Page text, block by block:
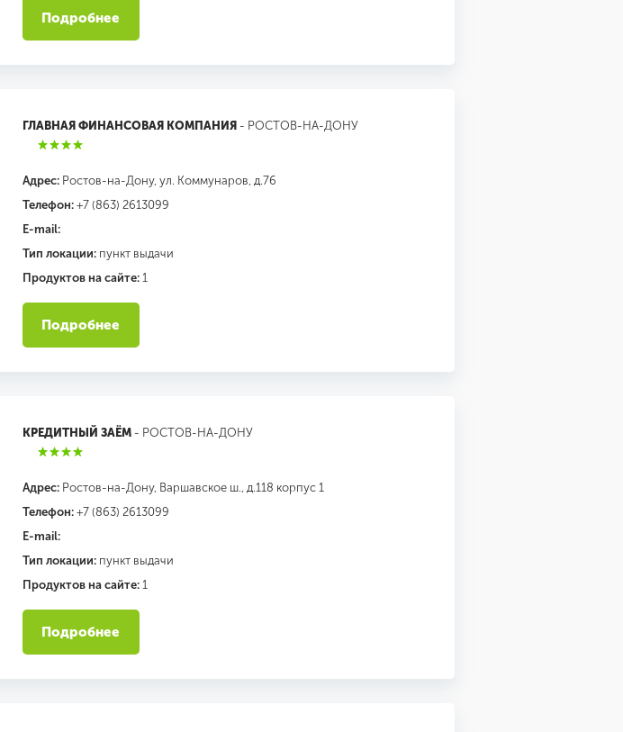
Подробнее
ГЛАВНАЯ ФИНАНСОВАЯ КОМПАНИЯ - РОСТОВ-НА-ДОНУ
Адрес: Ростов-на-Дону, ул. Коммунаров, д.76
Телефон: +7 (863) 2613099
E-mail:
Тип локации: пункт выдачи
Продуктов на сайте: 1
Подробнее
КРЕДИТНЫЙ ЗАЁМ- РОСТОВ-НА-ДОНУ
Адрес: Ростов-на-Дону, Варшавское ш., д.118 корпус 1
Телефон: +7 (863) 2613099
E-mail:
Тип локации: пункт выдачи
Продуктов на сайте: 1
Подробнее